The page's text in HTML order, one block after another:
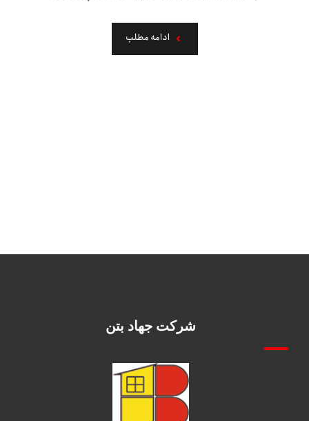
ادامه مطلب
شرکت جهاد بتن